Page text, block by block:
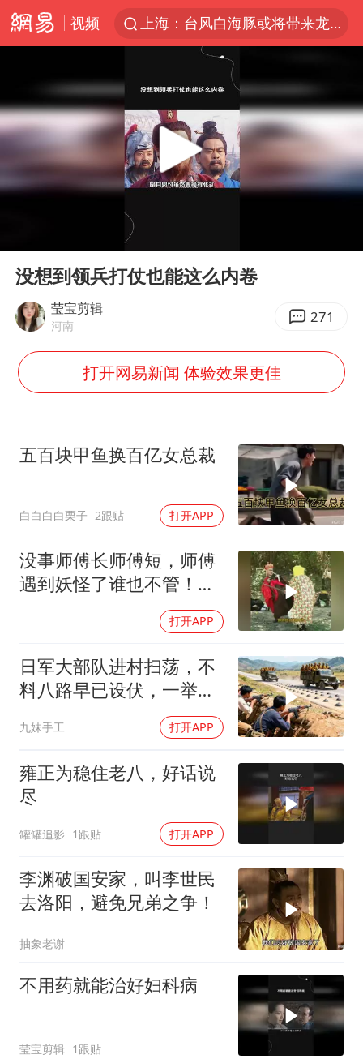
视频
上海：台风白海豚或将带来龙卷风
秋天的第一杯奶茶到底有多火
中巨芯：上半年归母净利润1405.77万元
四川宜宾高县4.9级地震致1死
东航：国内客票提前14天免费退改
我国外贸延续良好增长态势
国防部：中国军队坚决反制任何闹海挑衅图谋
女儿为争财产堵门阻挠父亲出殡
U17国足点球大战淘汰河床晋级决赛
夯实基础开新局
Play
没想到领兵打仗也能这么内卷
莹宝剪辑
河南 271
打开网易新闻 体验效果更佳
五百块甲鱼换百亿女总裁
白白白白栗子 2跟贴 打开APP
没事师傅长师傅短，师傅
遇到妖怪了谁也不管！这
打开APP
日军大部队进村扫荡，不
料八路早已设伏，一举歼
九妹手工 打开APP
雍正为稳住老八，好话说
尽
罐罐追影 1跟贴 打开APP
李渊破国安家，叫李世民
去洛阳，避免兄弟之争！
抽象老谢
不用药就能治好妇科病
莹宝剪辑 1跟贴